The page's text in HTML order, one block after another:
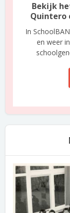
Bekijk
Quintero
In
en weer